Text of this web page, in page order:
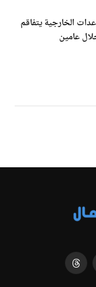
الخارجية يتفاقم
Threads